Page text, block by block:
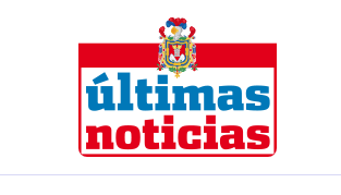
contenido